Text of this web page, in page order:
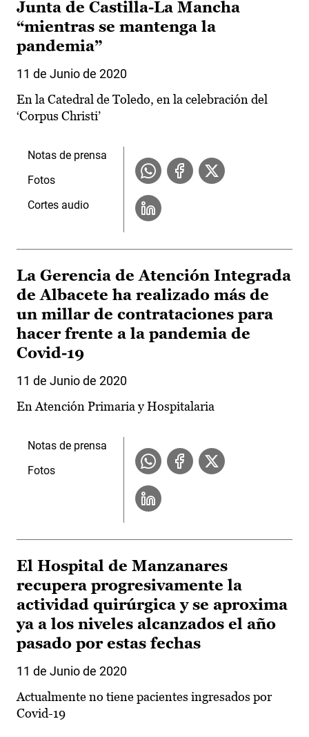
Junta de Castilla-La Mancha
“mientras se mantenga la
pandemia”
11 de Junio de 2020
En la Catedral de Toledo, en la celebración del
‘Corpus Christi’
Notas de prensa
Fotos
Cortes audio
La Gerencia de Atención Integrada
de Albacete ha realizado más de
un millar de contrataciones para
hacer frente a la pandemia de
Covid-19
11 de Junio de 2020
En Atención Primaria y Hospitalaria
Notas de prensa
Fotos
El Hospital de Manzanares
recupera progresivamente la
actividad quirúrgica y se aproxima
ya a los niveles alcanzados el año
pasado por estas fechas
11 de Junio de 2020
Actualmente no tiene pacientes ingresados por
Covid-19